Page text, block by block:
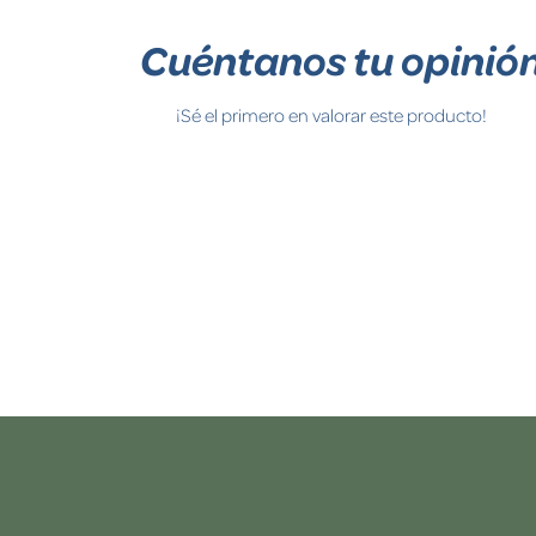
Cuéntanos tu
¡Sé el primero en valorar este producto!